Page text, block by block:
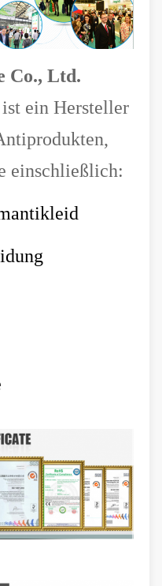
Co., Ltd.
ist ein Hersteller
einschließlich: